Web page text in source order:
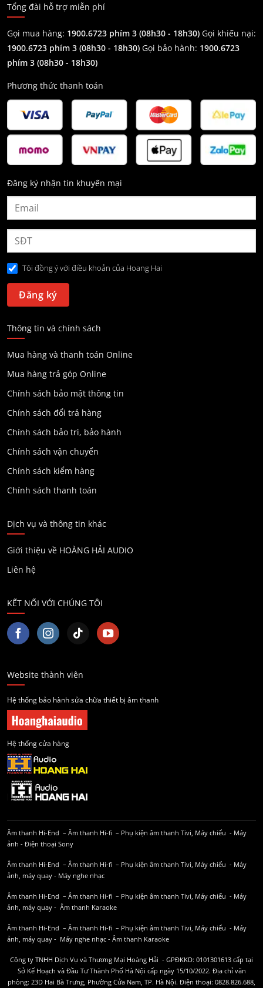
Tổng đài hỗ trợ miễn phí
Gọi mua hàng: 1900.6723 phím 3 (08h30 - 18h30) Gọi khiếu nại:
1900.6723 phím 3 (08h30 - 18h30) Gọi bảo hành: 1900.6723
phím 3 (08h30 - 18h30)
Phương thức thanh toán
Đăng ký nhận tin khuyến mại
Tôi đồng ý với điều khoản của Hoang Hai
Thông tin và chính sách
Mua hàng và thanh toán Online
Mua hàng trả góp Online
Chính sách bảo mật thông tin
Chính sách đổi trả hàng
Chính sách bảo trì, bảo hành
Chính sách vận chuyển
Chính sách kiểm hàng
Chính sách thanh toán
Dịch vụ và thông tin khác
Giới thiệu về HOÀNG HẢI AUDIO
Liên hệ
KẾT NỐI VỚI CHÚNG TÔI
Website thành viên
Hệ thống bảo hành sửa chữa thiết bị âm thanh
Hệ thống cửa hàng
Âm thanh Hi-End – Âm thanh Hi-fi – Phụ kiện âm thanh Tivi, Máy chiếu - Máy
ảnh - Điện thoại Sony
Âm thanh Hi-End – Âm thanh Hi-fi – Phụ kiện âm thanh Tivi, Máy chiếu - Máy
ảnh, máy quay - Máy nghe nhạc
Âm thanh Hi-End – Âm thanh Hi-fi – Phụ kiện âm thanh Tivi, Máy chiếu - Máy
ảnh, máy quay - Âm thanh Karaoke
Âm thanh Hi-End – Âm thanh Hi-fi – Phụ kiện âm thanh Tivi, Máy chiếu - Máy
ảnh, máy quay - Máy nghe nhạc - Âm thanh Karaoke
Công ty TNHH Dịch Vụ và Thương Mại Hoàng Hải - GPĐKKD: 0101301613 cấp tại
Sở Kế Hoạch và Đầu Tư Thành Phố Hà Nội cấp ngày 15/10/2022. Địa chỉ văn
phòng: 23D Hai Bà Trưng, Phường Cửa Nam, TP. Hà Nội. Điện thoại: 0828.826.688,